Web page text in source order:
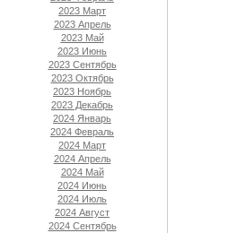
2023 Март
2023 Апрель
2023 Май
2023 Июнь
2023 Сентябрь
2023 Октябрь
2023 Ноябрь
2023 Декабрь
2024 Январь
2024 Февраль
2024 Март
2024 Апрель
2024 Май
2024 Июнь
2024 Июль
2024 Август
2024 Сентябрь